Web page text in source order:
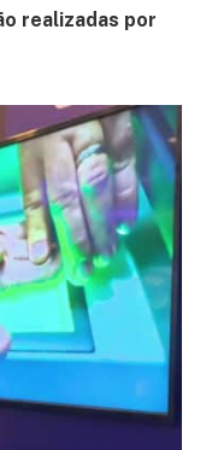
realizadas por